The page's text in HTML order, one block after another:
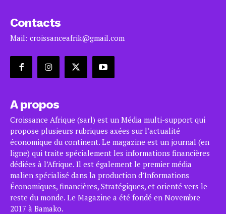
Contacts
Mail: croissanceafrik@gmail.com
A propos
Croissance Afrique (sarl) est un Média multi-support qui
propose plusieurs rubriques axées sur l’actualité
économique du continent. Le magazine est un journal (en
ligne) qui traite spécialement les informations financières
dédiées à l’Afrique. Il est également le premier média
malien spécialisé dans la production d’Informations
Économiques, financières, Stratégiques, et orienté vers le
reste du monde. Le Magazine a été fondé en Novembre
2017 à Bamako.